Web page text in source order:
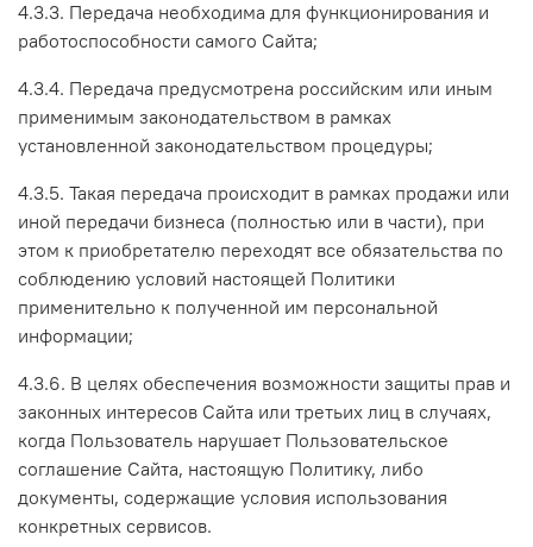
4.3.3. Передача необходима для функционирования и
работоспособности самого Сайта;
4.3.4. Передача предусмотрена российским или иным
применимым законодательством в рамках
установленной законодательством процедуры;
4.3.5. Такая передача происходит в рамках продажи или
иной передачи бизнеса (полностью или в части), при
этом к приобретателю переходят все обязательства по
соблюдению условий настоящей Политики
применительно к полученной им персональной
информации;
4.3.6. В целях обеспечения возможности защиты прав и
законных интересов Сайта или третьих лиц в случаях,
когда Пользователь нарушает Пользовательское
соглашение Сайта, настоящую Политику, либо
документы, содержащие условия использования
конкретных сервисов.